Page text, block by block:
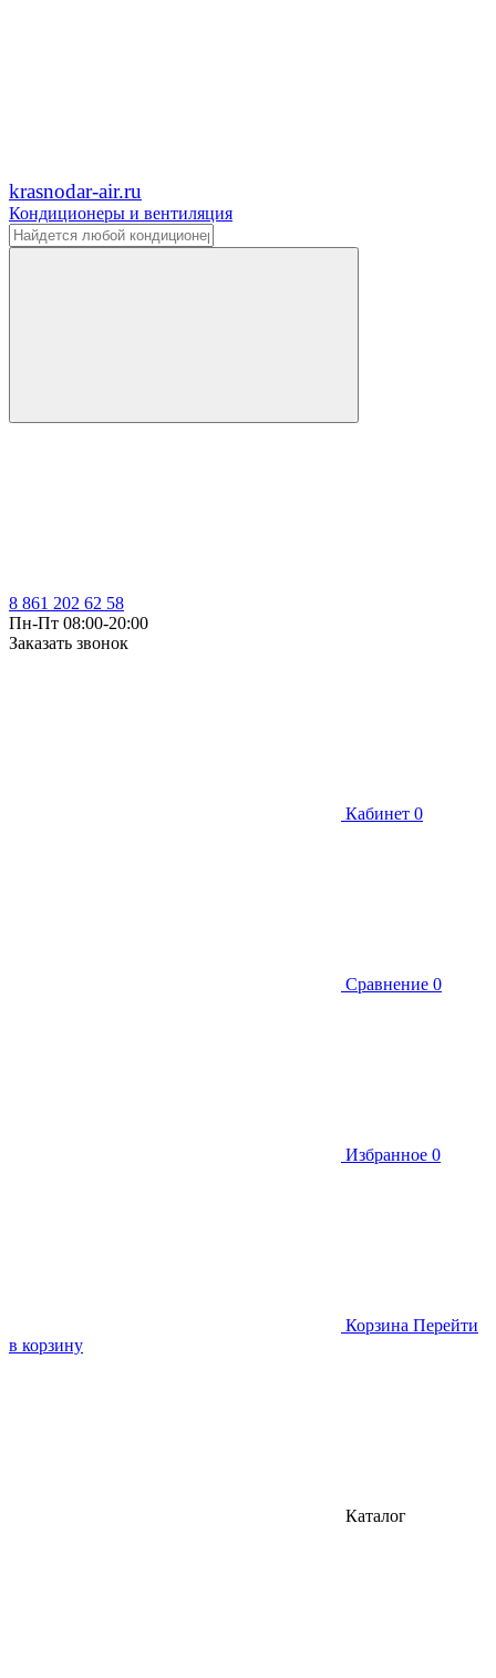
krasnodar-air.ru
Кондиционеры и вентиляция
8 861 202 62 58
Пн-Пт 08:00-20:00
Заказать звонок
Кабинет 0
Сравнение 0
Избранное 0
Корзина Перейти
в корзину
Каталог